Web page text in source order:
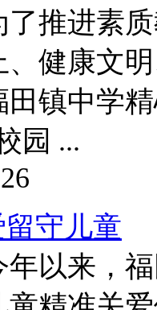
了推进素
健康文
田镇中学
园 ...
守儿童
年以来，